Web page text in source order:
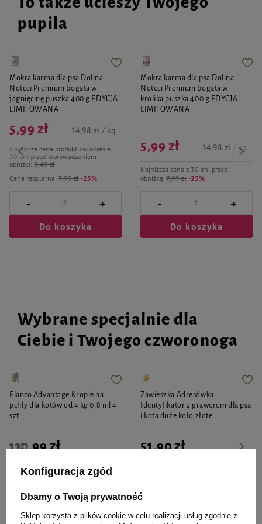
Cocoate, Glyceryl Stearate, Lanolin, Hydrolyzed Collagen, Sodium Chloride,
Quaternium-52, Nepeta Cataria Extract, Sodium Benzoate.
pupila
Mokra karma dla psa Dolina
Noteci Premium bogata w
jagnięcinę puszka 400 g EDYCJA
LIMITOWANA
Cena regularna: 7,99 zł -25%
5,99 zł
Najniższa cena produktu w okresie
30 dni przed wprowadzeniem
obniżki: 5,49 zł
14,98 zł / kg
- +
Do koszyka
Mokra karma dla psa Dolina
Noteci Premium bogata w
królika puszka 400 g EDYCJA
LIMITOWANA
Najniższa cena z 30 dni przed
obniżką 7,99 zł -25%
5,99 zł 14,98 zł / kg
- +
Do koszyka
Wybrane specjalnie dla
Ciebie i Twojego czworonoga
Elanco Advantage Krople na
pchły dla kotów od 4 kg 0,8 ml 4
szt.
110,99 zł
- +
Do koszyka
Zawieszka Adresówka
Identyfikator z grawerem dla psa
i kota duże koło złote
51,90 zł
Konfiguracja zgód
Dbamy o Twoją prywatność
Sklep korzysta z plików cookie w celu realizacji usług zgodnie z